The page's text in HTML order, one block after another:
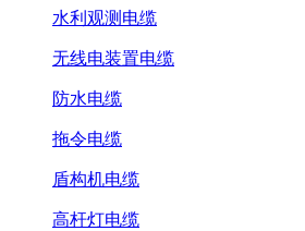
水利观测电缆
无线电装置电缆
防水电缆
拖令电缆
盾构机电缆
高杆灯电缆